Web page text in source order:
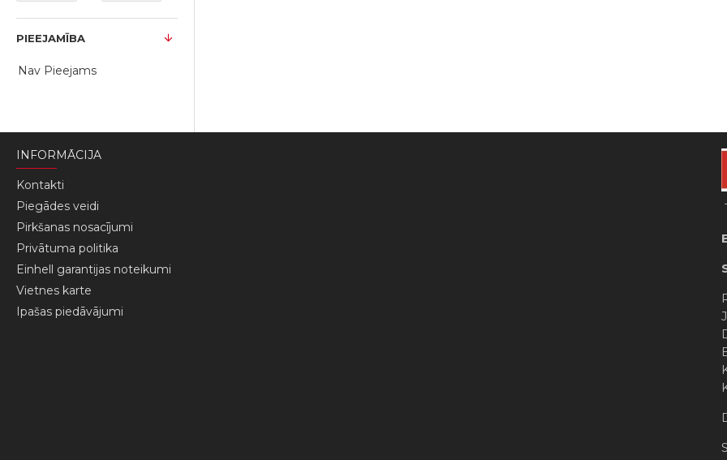
PIEEJAMĪBA
Nav Pieejams
INFORMĀCIJA
Kontakti
Piegādes veidi
Pirkšanas nosacījumi
Privātuma politika
Einhell garantijas noteikumi
Vietnes karte
Ipašas piedāvājumi